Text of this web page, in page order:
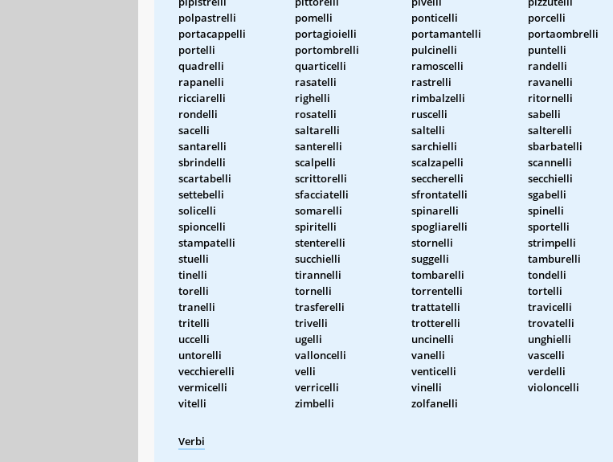
polpastrelli
pomelli ponticelli
porcelli
portacappelli
portagioielli portamantelli
portaombrelli
portelli
portombrelli pulcinelli
puntelli
quadrelli
quarticelli ramoscelli
randelli
rapanelli
rasatelli rastrelli
ravanelli
ricciarelli
righelli rimbalzelli
ritornelli
rondelli
rosatelli ruscelli
sabelli
sacelli
saltarelli saltelli
salterelli
santarelli
santerelli sarchielli
sbarbatelli
sbrindelli
scalpelli scalzapelli
scannelli
scartabelli
scrittorelli seccherelli
secchielli
settebelli
sfacciatelli sfrontatelli
sgabelli
solicelli
somarelli spinarelli
spinelli
spioncelli
spiritelli spogliarelli
sportelli
stampatelli
stenterelli stornelli
strimpelli
stuelli
succhielli suggelli
tamburelli
tinelli
tirannelli tombarelli
tondelli
torelli
tornelli torrentelli
tortelli
tranelli
trasferelli trattatelli
travicelli
tritelli
trivelli trotterelli
trovatelli
uccelli
ugelli uncinelli
unghielli
untorelli
valloncelli vanelli
vascelli
vecchierelli
velli venticelli
verdelli
vermicelli
verricelli vinelli
violoncelli
vitelli
zimbelli zolfanelli
Verbi